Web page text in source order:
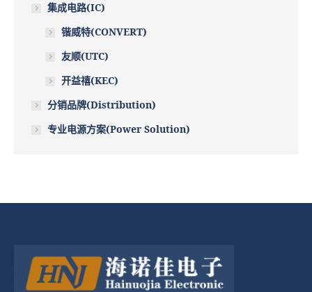
集成电路(IC)
锴威特(CONVERT)
友顺(UTC)
开益禧(KEC)
分销品牌(Distribution)
专业电源方案(Power Solution)